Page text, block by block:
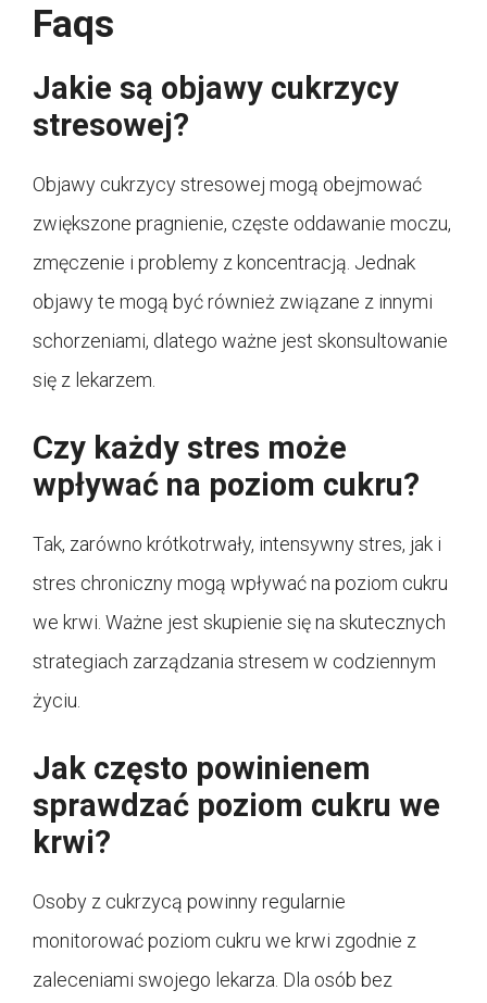
Faqs
Jakie są objawy cukrzycy
stresowej?
Objawy cukrzycy stresowej mogą obejmować
zwiększone pragnienie, częste oddawanie moczu,
zmęczenie i problemy z koncentracją. Jednak
objawy te mogą być również związane z innymi
schorzeniami, dlatego ważne jest skonsultowanie
się z lekarzem.
Czy każdy stres może
wpływać na poziom cukru?
Tak, zarówno krótkotrwały, intensywny stres, jak i
stres chroniczny mogą wpływać na poziom cukru
we krwi. Ważne jest skupienie się na skutecznych
strategiach zarządzania stresem w codziennym
życiu.
Jak często powinienem
sprawdzać poziom cukru we
krwi?
Osoby z cukrzycą powinny regularnie
monitorować poziom cukru we krwi zgodnie z
zaleceniami swojego lekarza. Dla osób bez